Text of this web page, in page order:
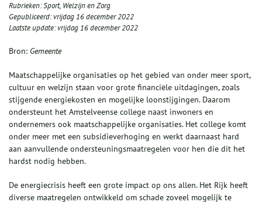
Rubrieken:Sport, Welzijn en Zorg
Gepubliceerd:vrijdag 16 december 2022
Laatste update:vrijdag 16 december 2022
Bron: Gemeente
Maatschappelijke organisaties op het gebied van onder meer sport,
cultuur en welzijn staan voor grote financiële uitdagingen, zoals
stijgende energiekosten en mogelijke loonstijgingen. Daarom
ondersteunt het Amstelveense college naast inwoners en
ondernemers ook maatschappelijke organisaties. Het college komt
onder meer met een subsidieverhoging en werkt daarnaast hard
aan aanvullende ondersteuningsmaatregelen voor hen die dit het
hardst nodig hebben.
De energiecrisis heeft een grote impact op ons allen. Het Rijk heeft
diverse maatregelen ontwikkeld om schade zoveel mogelijk te